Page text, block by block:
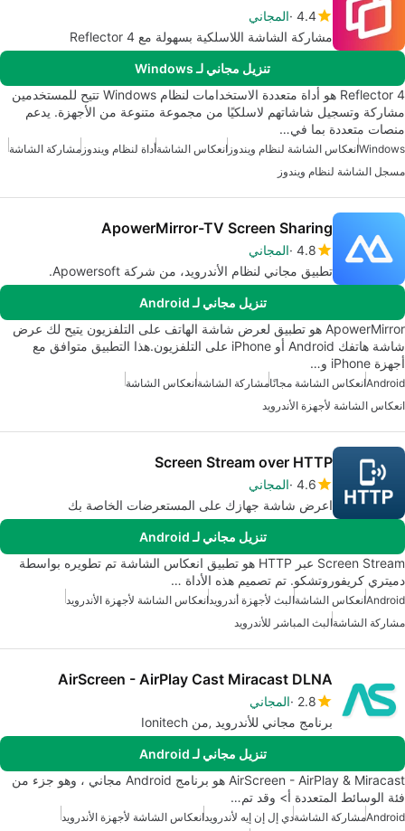
4.4 المجاني
مشاركة الشاشة اللاسلكية بسهولة مع Reflector 4
تنزيل مجاني لـ Windows
Reflector 4 هو أداة متعددة الاستخدامات لنظام Windows تتيح للمستخدمين
مشاركة وتسجيل شاشاتهم لاسلكيًا من مجموعة متنوعة من الأجهزة. يدعم
منصات متعددة بما في…
Windowsانعكاس الشاشة لنظام ويندوز انعكاس الشاشةأداة لنظام ويندوز مشاركة الشاشة
مسجل الشاشة لنظام ويندوز
ApowerMirror-TV Screen Sharing
4.8 المجاني
تطبيق مجاني لنظام الأندرويد، من شركة Apowersoft.
تنزيل مجاني لـ Android
ApowerMirror هو تطبيق لعرض شاشة الهاتف على التلفزيون يتيح لك عرض
شاشة هاتفك Android أو iPhone على التلفزيون.هذا التطبيق متوافق مع
أجهزة iPhone و…
Androidانعكاس الشاشة مجانًامشاركة الشاشةانعكاس الشاشة
انعكاس الشاشة لأجهزة الأندرويد
Screen Stream over HTTP
4.6 المجاني
اعرض شاشة جهازك على المستعرضات الخاصة بك
تنزيل مجاني لـ Android
Screen Stream عبر HTTP هو تطبيق انعكاس الشاشة تم تطويره بواسطة
دميتري كريفوروتشكو. تم تصميم هذه الأداة …
Androidانعكاس الشاشةالبث لأجهزة أندرويدانعكاس الشاشة لأجهزة الأندرويد
مشاركة الشاشةالبث المباشر للأندرويد
AirScreen - AirPlay Cast Miracast DLNA
2.8 المجاني
برنامج مجاني للأندرويد ‚من Ionitech
تنزيل مجاني لـ Android
AirScreen - AirPlay & Miracast هو برنامج Android مجاني ، وهو جزء من
فئة الوسائط المتعددة أ> وقد تم…
Androidمشاركة الشاشةدي إل إن إيه لأندرويدانعكاس الشاشة لأجهزة الأندرويد